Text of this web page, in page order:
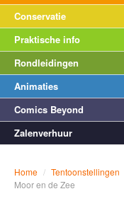
Conservatie
Praktische info
Rondleidingen
Animaties
Comics Beyond
Zalenverhuur
Home / Tentoonstellingen
Moor en de Zee